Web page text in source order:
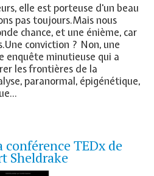
elle est porteuse d'un beau
pas toujours.Mais nous
chance, et une énième, car
conviction ? Non, une
enquête minutieuse qui a
les frontières de la
paranormal, épigénétique,
TEDx de
Sheldrake